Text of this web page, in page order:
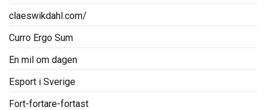
claeswikdahl.com/
Curro Ergo Sum
En mil om dagen
Esport i Sverige
Fort-fortare-fortast